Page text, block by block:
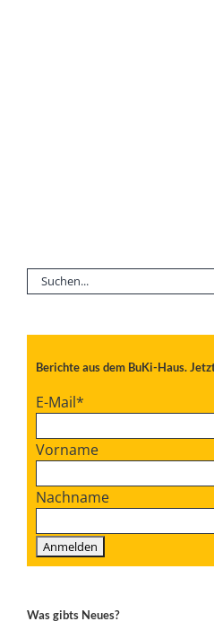
Suche
nach:
Berichte aus dem BuKi-Haus.
E-Mail*
Vorname
Nachname
Was gibts Neues?